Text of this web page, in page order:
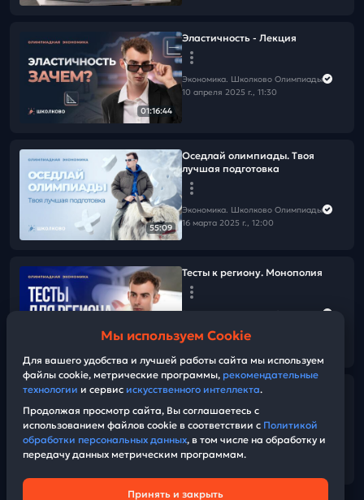
01:16:44
Эластичность - Лекция
Экономика. Школково Олимпиады
10 апреля 2025 г., 11:30
55:09
Оседлай олимпиады. Твоя
лучшая подготовка
Экономика. Школково Олимпиады
16 марта 2025 г., 12:00
Тесты к региону. Монополия
Тесты к региону. Совершенная
Экономика. Школково Олимпиады
24 февраля 2025 г., 14:45
Мы используем Cookie
Для вашего удобства и лучшей работы сайта мы используем
файлы cookie, метрические программы, рекомендательные
технологии и сервис искусственного интеллекта.
Продолжая просмотр сайта, Вы соглашаетесь с
использованием файлов cookie в соответствии с Политикой
обработки персональных данных, в том числе на обработку и
передачу данных метрическим программам.
Принять и закрыть